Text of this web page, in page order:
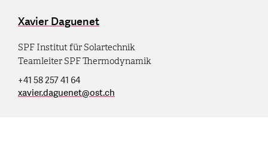
Xavier Daguenet
SPF Institut für Solartechnik
Teamleiter SPF Thermodynamik
+41 58 257 41 64
xavier.daguenet@ost.ch